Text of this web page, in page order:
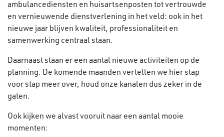
ambulancediensten en huisartsenposten tot vertrouwde
en vernieuwende dienstverlening in het veld: ook in het
nieuwe jaar blijven kwaliteit, professionaliteit en
samenwerking centraal staan.
Daarnaast staan er een aantal nieuwe activiteiten op de
planning. De komende maanden vertellen we hier stap
voor stap meer over, houd onze kanalen dus zeker in de
gaten.
Ook kijken we alvast vooruit naar een aantal mooie
momenten: